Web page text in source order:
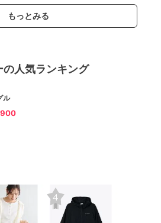
もっとみる
人気ランキング
ル